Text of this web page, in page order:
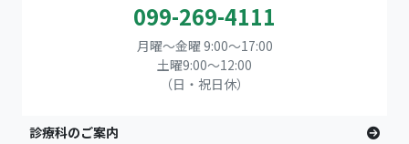
099-269-4111
月曜～金曜 9:00～17:00
土曜9:00〜12:00
（日・祝日休）
診療科のご案内